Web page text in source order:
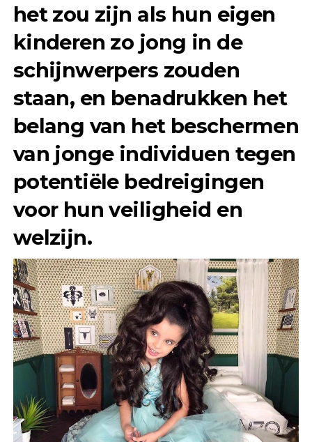
het zou zijn als hun eigen
kinderen zo jong in de
schijnwerpers zouden
staan, en benadrukken het
belang van het beschermen
van jonge individuen tegen
potentiële bedreigingen
voor hun veiligheid en
welzijn.